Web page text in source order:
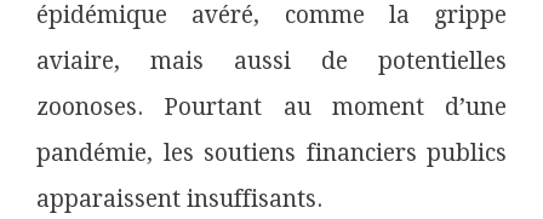
épidémique avéré, comme la grippe
aviaire, mais aussi de potentielles
zoonoses. Pourtant au moment d’une
pandémie, les soutiens financiers publics
apparaissent insuffisants.